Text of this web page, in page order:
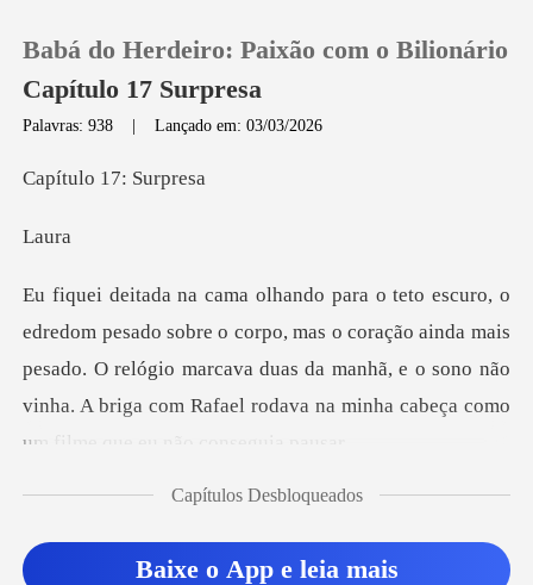
Histórico
Babá do Herdeiro: Paixão com o Bilionário
Capítulo 17 Surpresa
Palavras: 938 |Lançado em: 03/03/2026
o 17: S
a
mas o coração ainda mais
pesado. O relógio marcava duas da manhã, e o sono não
vinha
lhou no saguão quando
Capítulos Desbloqueados
Baixe o App e leia mais